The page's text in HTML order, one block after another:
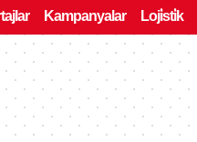
Kampanyalar Loji̇sti̇k